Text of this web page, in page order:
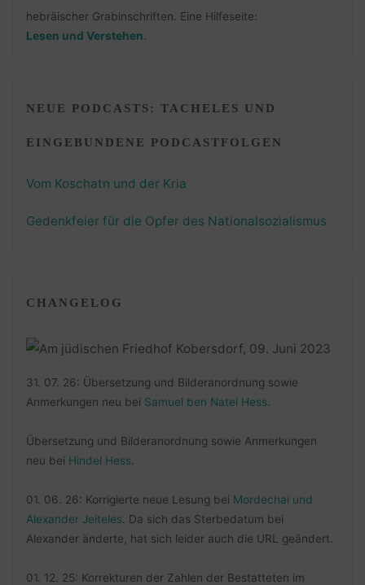
hebräischer Grabinschriften. Eine Hilfeseite:
Lesen und Verstehen.
NEUE PODCASTS: TACHELES UND
EINGEBUNDENE PODCASTFOLGEN
Vom Koschatn und der Kria
Gedenkfeier für die Opfer des Nationalsozialismus
CHANGELOG
31. 07. 26: Übersetzung und Bilderanordnung sowie
Anmerkungen neu bei Samuel ben Natel Hess
Übersetzung und Bilderanordnung sowie Anmerkungen
neu bei Hindel Hess
01. 06. 26: Korrigierte neue Lesung bei Mordechai und
Alexander Jeiteles . Da sich das Sterbedatum bei
Alexander änderte, hat sich leider auch die URL geändert.
01. 12. 25: Korrekturen der Zahlen der Bestatteten im